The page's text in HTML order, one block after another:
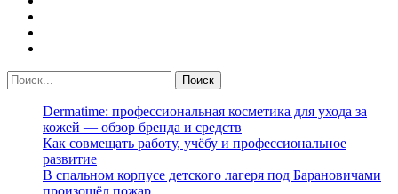
Dermatime: профессиональная косметика для ухода за
кожей — обзор бренда и средств
Как совмещать работу, учёбу и профессиональное
развитие
В спальном корпусе детского лагеря под Барановичами
произошёл пожар